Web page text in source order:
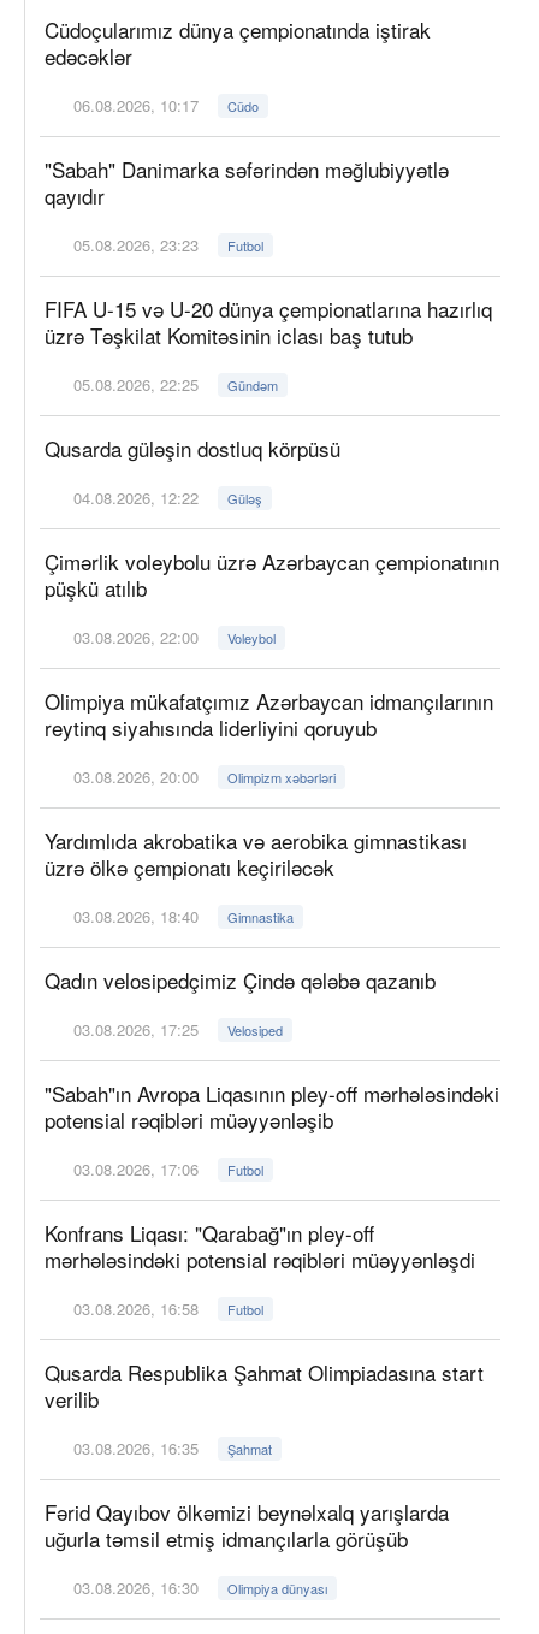
Cüdoçularımız dünya çempionatında iştirak
edəcəklər
06.08.2026, 10:17 Cüdo
"Sabah" Danimarka səfərindən məğlubiyyətlə
qayıdır
05.08.2026, 23:23 Futbol
FIFA U-15 və U-20 dünya çempionatlarına hazırlıq
üzrə Təşkilat Komitəsinin iclası baş tutub
05.08.2026, 22:25 Gündəm
Qusarda güləşin dostluq körpüsü
04.08.2026, 12:22 Güləş
Çimərlik voleybolu üzrə Azərbaycan çempionatının
püşkü atılıb
03.08.2026, 22:00 Voleybol
Olimpiya mükafatçımız Azərbaycan idmançılarının
reytinq siyahısında liderliyini qoruyub
03.08.2026, 20:00 Olimpizm xəbərləri
Yardımlıda akrobatika və aerobika gimnastikası
üzrə ölkə çempionatı keçiriləcək
03.08.2026, 18:40 Gimnastika
Qadın velosipedçimiz Çində qələbə qazanıb
03.08.2026, 17:25 Velosiped
"Sabah"ın Avropa Liqasının pley-off mərhələsindəki
potensial rəqibləri müəyyənləşib
03.08.2026, 17:06 Futbol
Konfrans Liqası: "Qarabağ"ın pley-off
mərhələsindəki potensial rəqibləri müəyyənləşdi
03.08.2026, 16:58 Futbol
Qusarda Respublika Şahmat Olimpiadasına start
verilib
03.08.2026, 16:35 Şahmat
Fərid Qayıbov ölkəmizi beynəlxalq yarışlarda
uğurla təmsil etmiş idmançılarla görüşüb
03.08.2026, 16:30 Olimpiya dünyası